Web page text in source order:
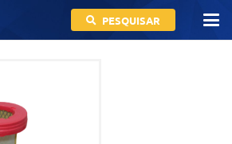
PESQUISAR